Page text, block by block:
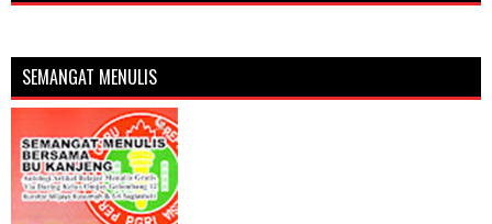
SEMANGAT MENULIS